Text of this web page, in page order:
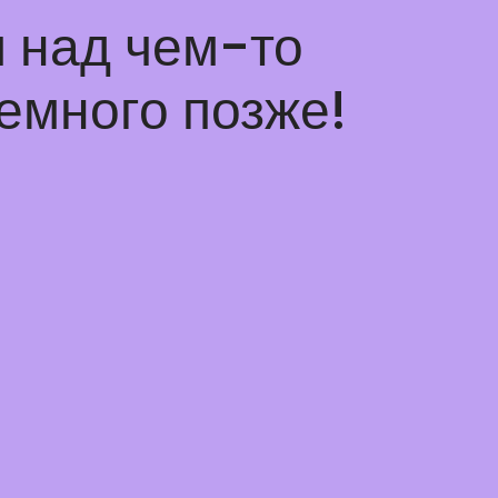
над чем-то
позже!